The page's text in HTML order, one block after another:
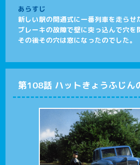
あらすじ
新しい駅の開通式に一番列車を走らせ
ブレーキの故障で壁に突っ込んで穴を
その後その穴は窓になったのでした。
第108話 ハットきょうふじん